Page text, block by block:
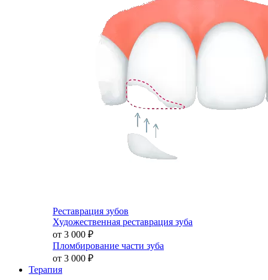
Реставрация зубов
Художественная реставрация зуба
от 3 000 ₽
Пломбирование части зуба
от 3 000 ₽
Терапия